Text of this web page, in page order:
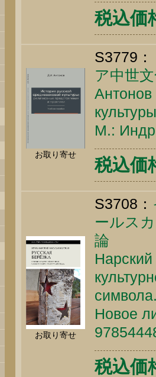
税込価
お取り寄せ
S3779：
ア中世
Антонов
М.:
税込価
お取り寄せ
S3708：
ールス
論
Новое
税込価